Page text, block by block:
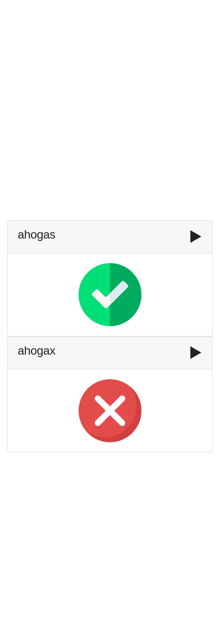
ahogas ▶️
ahogax ▶️